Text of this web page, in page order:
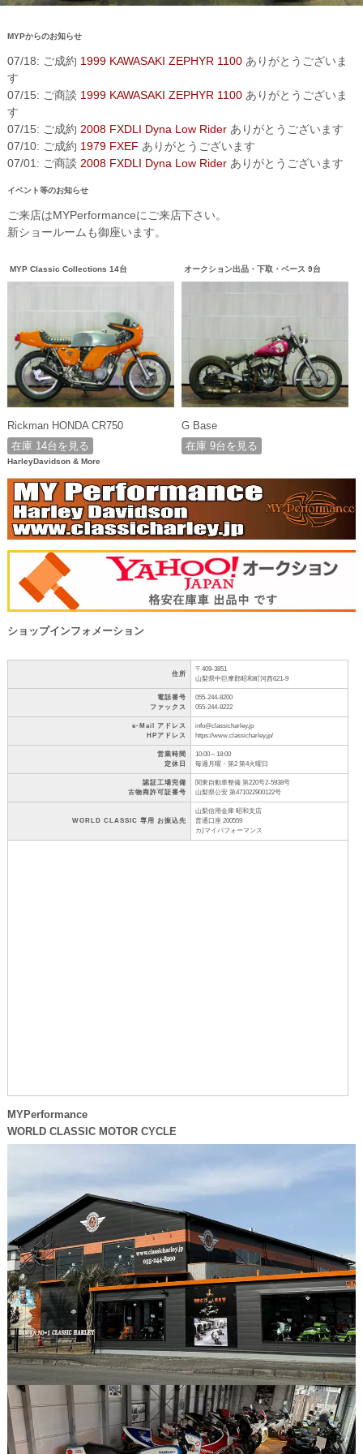
MYPからのお知らせ
07/18: ご成約 1999 KAWASAKI ZEPHYR 1100ありがとうございま
す
07/15: ご商談 1999 KAWASAKI ZEPHYR 1100ありがとうございま
す
07/15: ご成約 2008 FXDLI Dyna Low Riderありがとうございます
07/10: ご成約 1979 FXEF ありがとうございます
07/01: ご商談 2008 FXDLI Dyna Low Riderありがとうございます
イベント等のお知らせ
ご来店はMYPerformanceにご来店下さい。
新ショールームも御座います。
MYP Classic Collections 14台
Rickman HONDA CR750
在庫 14台を見る
オークション出品・下取・ベース 9台
G Base
在庫 9台を見る
HarleyDavidson & More
ショップインフォメーション
住所
〒409-3851
山梨県中巨摩郡昭和町河西621-9
電話番号
ファックス
055-244-8200
055-244-8222
e-Mail アドレス
HPアドレス
info@classicharley.jp
https://www.classicharley.jp/
営業時間
定休日
10:00～18:00
毎週月曜・第2 第4火曜日
認証工場完備
古物商許可証番号
関東自動車整備 第220号2-5938号
山梨県公安 第471022900122号
WORLD CLASSIC 専用 お振込先
山梨信用金庫 昭和支店
普通口座 200559
カ)マイパフォーマンス
MYPerformance
WORLD CLASSIC MOTOR CYCLE